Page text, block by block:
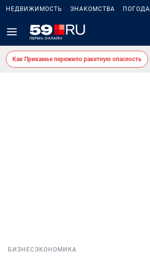
НЕДВИЖИМОСТЬ ЗНАКОМСТВА ПОГОДА
Как Прикамье пережило ракетную опасность
БИЗНЕС ЭКОНОМИКА